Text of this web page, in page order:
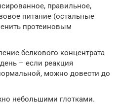
правильное,
питание (остальные
протеиновым
белкового концентрата
– если реакция
можно довести до
небольшими глотками.